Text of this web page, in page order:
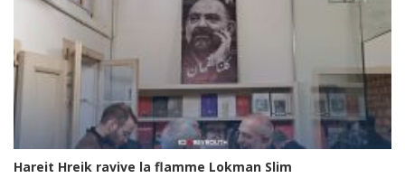
Hareit Hreik ravive la flamme Lokman Slim